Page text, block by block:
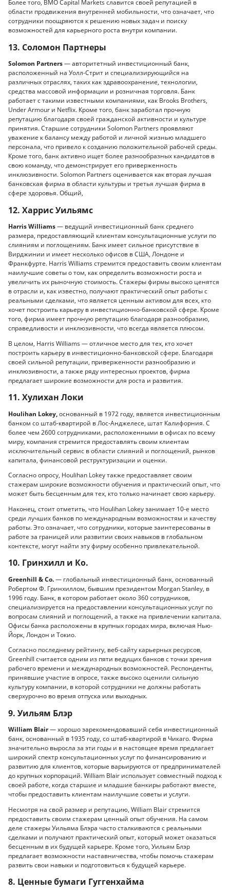
Более того, BMO Capital Markets славится своей репутацией в
области продвижения внутренней мобильности, что означает, что
сотрудники поощряются к решению новых задач и поиску
возможностей для карьерного роста внутри компании.
13. Соломон Партнеры
Solomon Partners— авторитетный инвестиционный банк,
расположенный на Уолл-Стрит и специализирующийся на
различных отраслях, таких как здравоохранение, технологии,
средства массовой информации и розничная торговля. Банк
работает с такими известными компаниями, как Brooks Brothers,
Under Armour и Netflix. Кроме того, банк заработал прочную
репутацию благодаря своей гражданской активности и культуре
принятия. Старшие сотрудники Solomon Partners проявляют
уважение к балансу между работой и личной жизнью младшего
персонала, что привело к созданию положительной рабочей среды.
Кроме того, банк активно ищет более разнообразных кандидатов в
свою команду, что демонстрирует его приверженность
инклюзивности. Solomon Partners оценивается как вторая лучшая
банковская фирма в области культуры и третья лучшая фирма в
сфере здоровья. Общий,
12. Харрис Уильямс
Harris Williams— ведущий инвестиционный банк среднего
размера, предоставляющий клиентам консультационные услуги по
слияниям и поглощениям. Банк имеет сильное присутствие в
Вирджинии и имеет несколько офисов в США, Лондоне и
Франкфурте. Harris Williams стремится предоставить своим клиентам
наилучшие советы о том, как определить возможности роста и
увеличить их рыночную стоимость. Стажеры фирмы высоко ценятся
в отрасли и, как известно, получают практический опыт работы с
реальными сделками, что является ценным активом для всех, кто
хочет построить карьеру в инвестиционно-банковской сфере. Кроме
того, фирма имеет прочную репутацию благодаря разнообразию,
справедливости и инклюзивности, что всегда является плюсом.
В целом, Harris Williams — отличное место для тех, кто хочет
построить карьеру в инвестиционно-банковской сфере. Благодаря
своей сильной репутации, приверженности разнообразию и
инклюзивности, а также ряду интересных проектов, фирма
предлагает широкие возможности для роста и развития.
11. Хулихан Локи
Houlihan Lokey,основанный в 1972 году, является инвестиционным
банком со штаб-квартирой в Лос-Анджелесе, штат Калифорния. С
более чем 2600 сотрудниками, расположенными в офисах по всему
миру, компания стремится предоставлять своим клиентам
исключительный сервис в области слияний и поглощений, рынков
капитала, финансовой реструктуризации и оценки.
Согласно опросу, Houlihan Lokey также предоставляет своим
стажерам широкие возможности обучения и практический опыт, что
может быть бесценным для тех, кто только начинает свою карьеру.
Наконец, стоит отметить, что Houlihan Lokey занимает 10-е место
среди лучших банков по международным возможностям и качеству
работы. Это означает, что сотрудники, которые заинтересованы в
работе за границей или развитии своих навыков в глобальном
контексте, могут найти эту фирму особенно привлекательной.
10. Гринхилл и Ко.
Greenhill & Co.— глобальный инвестиционный банк, основанный
Робертом Ф. Гринхиллом, бывшим президентом Morgan Stanley, в
1996 году. Банк, в котором работает около 360 сотрудников,
специализируется на предоставлении консультационных услуг по
вопросам слияний и поглощений, а также на привлечении капитала.
Офисы банка расположены в крупных городах мира, включая Нью-
Йорк, Лондон и Токио.
Согласно последнему рейтингу, веб-сайту карьерных ресурсов,
Greenhill считается одним из пяти ведущих банков с точки зрения
рабочего времени и международных возможностей. Респонденты,
принявшие участие в опросе, также высоко оценили сильную
культуру компании, в которой сотрудники не должны работать
сверхурочно во время отпуска или выходных.
9. Уильям Блэр
William Blair— хорошо зарекомендовавший себя инвестиционный
банк, основанный в 1935 году, со штаб-квартирой в Чикаго. Фирма
значительно выросла за эти годы и в настоящее время предлагает
широкий спектр консультационных услуг по финансированию и
развитию для клиентов, которые варьируются от предпринимателей
до крупных корпораций. William Blair использует совместный подход к
своей работе, когда старшие и младшие банкиры работают вместе,
чтобы предоставить клиентам наилучшие советы и услуги.
Несмотря на свой размер и репутацию, William Blair стремится
предоставить своим стажерам ценный опыт обучения. На самом
деле стажеры Уильяма Блэра часто сталкиваются с реальными
сделками и получают практический опыт, который может оказаться
бесценным в их будущей карьере. Кроме того, Уильям Блэр
предлагает возможности наставничества, чтобы помочь стажерам
развить свои навыки и подготовиться к будущей карьере.
8. Ценные бумаги Гуггенхайма